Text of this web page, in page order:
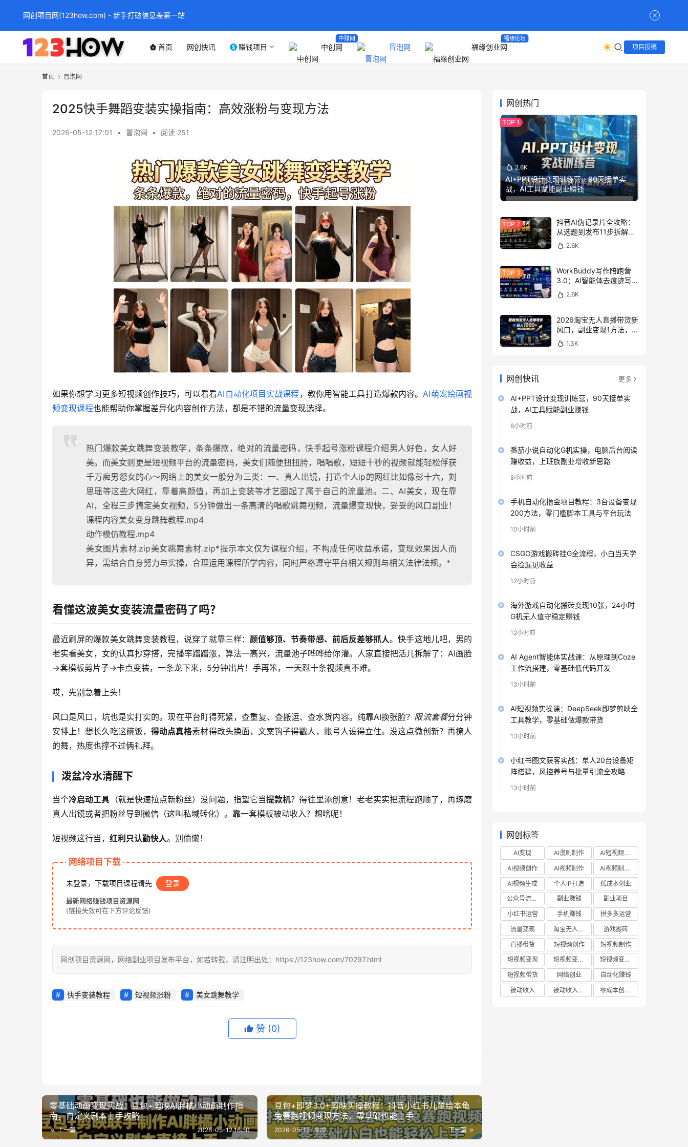
首页 网创快讯 赚钱项目 中创网
中赚网
冒泡网 福缘创业网
福缘论坛
项目投稿
首页 冒泡网
2025快手舞蹈变装实操指南：高效涨粉与变现方法
2026-05-12 17:01 • 冒泡网 • 阅读 251
如果你想学习更多短视频创作技巧，可以看看AI自动化项目实战课程 ，教你用智能工具打造爆款内容。AI萌宠绘画视
频变现课程也能帮助你掌握差异化内容创作方法，都是不错的流量变现选择。
热门爆款美女跳舞变装教学，条条爆款，绝对的流量密码，快手起号涨粉课程介绍男人好色，女人好
美。而美女则更是短视频平台的流量密码，美女们随便扭扭胯，唱唱歌，短短十秒的视频就能轻松俘获
千万痴男怨女的心～网络上的美女一般分为三类：一、真人出镜，打造个人ip的网红比如像彭十六，刘
思瑶等这些大网红，靠着高颜值，再加上变装等才艺圈起了属于自己的流量池。二、AI美女，现在靠
AI，全程三步搞定美女视频，5分钟做出一条高清的唱歌跳舞视频，流量爆变现快，妥妥的风口副业！
课程内容美女变身跳舞教程.mp4
动作模仿教程.mp4
美女图片素材.zip美女跳舞素材.zip*提示本文仅为课程介绍，不构成任何收益承诺，变现效果因人而
异，需结合自身努力与实操，合理运用课程所学内容，同时严格遵守平台相关规则与相关法律法规。*
看懂这波美女变装流量密码了吗？
最近刷屏的爆款美女跳舞变装教程，说穿了就靠三样： 颜值够顶、节奏带感、前后反差够抓人。快手这地儿吧，男的
老实看美女，女的认真抄穿搭，完播率蹭蹭涨，算法一高兴，流量池子哗哗给你灌。人家直接把活儿拆解了：AI画脸
→套模板剪片子→卡点变装，一条龙下来，5分钟出片！手再笨，一天怼十条视频真不难。
哎，先别急着上头！
风口是风口，坑也是实打实的。现在平台盯得死紧，查重复、查搬运、查水货内容。纯靠AI换张脸？ 限流套餐分分钟
安排上！想长久吃这碗饭， 得动点真格素材得改头换面，文案钩子得戳人，账号人设得立住。没这点微创新？再撩人
的舞，热度也撑不过俩礼拜。
泼盆冷水清醒下
当个冷启动工具 （就是快速拉点新粉丝）没问题，指望它当提款机？得往里添创意！老老实实把流程跑顺了，再琢磨
真人出镜或者把粉丝导到微信（这叫私域转化）。靠一套模板被动收入？想啥呢！
短视频这行当， 红利只认勤快人。别偷懒！
网络项目下载
未登录，下载项目课程请先 登录
最新网络赚钱项目资源网
(链接失效可在下方评论反馈)
网创项目资源网，网络副业项目发布平台，如若转载，请注明出处：https://123how.com/70297.html
快手变装教程 短视频涨粉 美女跳舞教学
赞 (0)
零基础动画变现实战：豆包+剪映AI胖橘小动画制作指
南，自定义剧本上手攻略
上一篇 2026-05-12 16:50
豆包+即梦3.0+剪映实操教程：抖音小红书儿童绘本龟
兔赛跑视频变现方法，零基础也能上手
下一篇
2026-05-12 18:22
网创热门
2.6K
AI+PPT设计变现训练营，90天接单实
战，AI工具赋能副业赚钱
抖音AI伪记录片全攻略：
从选题到发布11步拆解，
零基础做出高流量真实感
内容
2.6K
WorkBuddy写作陪跑营
3.0：AI智能体去痕迹写
作，头条公众号百家号变
现
2.6K
2026淘宝无人直播带货新
风口，副业变现1方法，
无违规稳定可长期操作
1.3K
网创快讯 更多
AI+PPT设计变现训练营，90天接单实
战，AI工具赋能副业赚钱
8小时前
番茄小说自动化G机实操，电脑后台阅读
赚收益，上班族副业增收新思路
8小时前
手机自动化撸金项目教程：3台设备变现
200方法，零门槛脚本工具与平台玩法
10小时前
CSGO游戏搬砖挂G全流程，小白当天学
会捡漏见收益
12小时前
海外游戏自动化搬砖变现10张，24小时
G机无人值守稳定赚钱
12小时前
AI Agent智能体实战课：从原理到Coze
工作流搭建，零基础低代码开发
13小时前
AI短视频实操课：DeepSeek即梦剪映全
工具教学，零基础做爆款带货
13小时前
小红书图文获客实战：单人20台设备矩
阵搭建，风控养号与批量引流全攻略
13小时前
网创标签
AI变现 AI漫剧制作
AI短视频制作
AI视频创作
AI视频制作
AI视频制作教程
AI视频生成
个人IP打造
低成本创业
公众号流量主
副业赚钱
副业项目
小红书运营
手机赚钱
拼多多运营
流量变现
淘宝无人直播
游戏搬砖
直播带货
短视频创作
短视频制作
短视频变现
短视频变现技巧
短视频变现方法
短视频带货
网络创业
自动化赚钱
被动收入
被动收入项目 零成本创业项目
网创项目网(123how.com) - 新手打破信息差第一站